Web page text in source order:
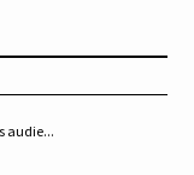
audie...